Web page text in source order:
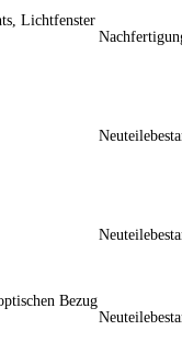
Lichtfenster
Bezug